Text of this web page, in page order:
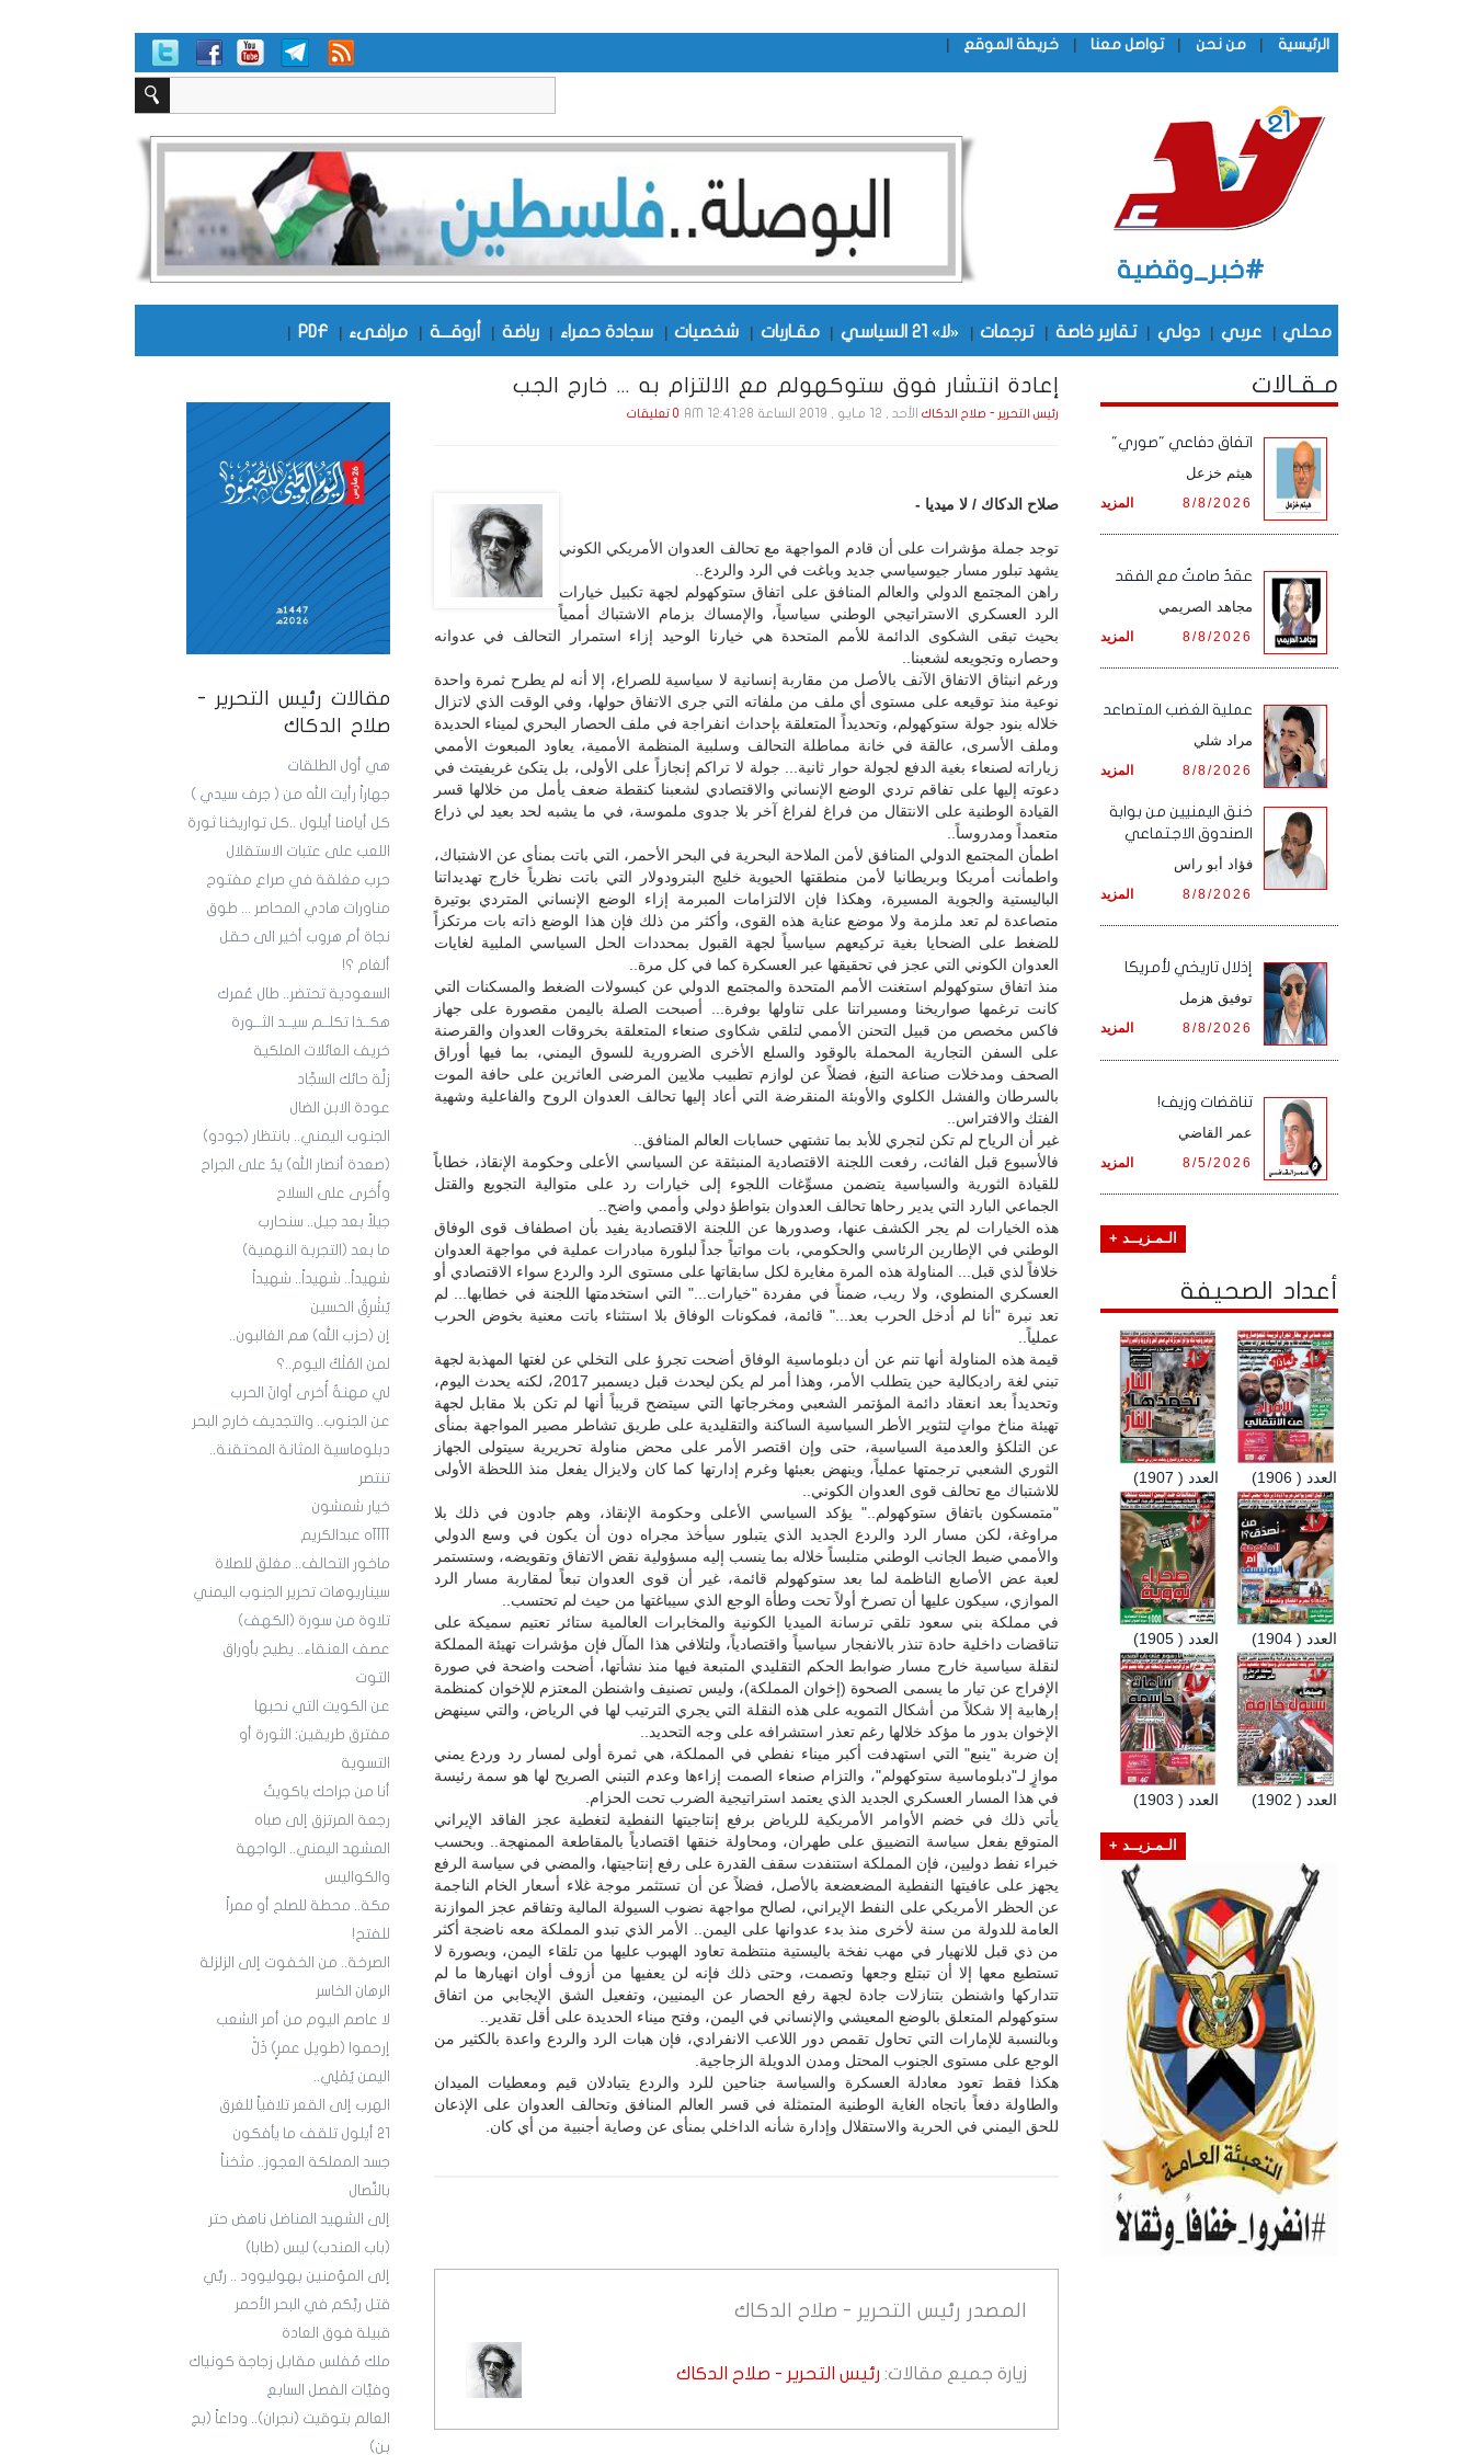
الرئيسية | من نحن | تواصل معنا | خريطة الموقع |
#خبر_وقضية
محلي | عربي | دولي | تقارير خاصة | ترجمات | «لا» 21 السياسي | مقـاربات | شخصيات | سجادة حمراء | رياضة | أروقـــة | مرافىء |
PDF
|
مقالات رئيس التحرير -
صلاح الدكاك
هي أول الطلقات
جهاراً رأيت الله من ( جرف سيدي )
كل أيامنا أيلول ..كل تواريخنا ثورة
اللعب على عتبات الاستقلال
حرب مغلقة في صراع مفتوح
مناورات هادي المحاصر ... طوق
نجاة أم هروب أخير الى حقل
ألغام ؟!
السعودية تحتضر.. طال عُمرك
هكــذا تكلــم سيــد الثــورة
خريف العائلات الملكية
زلَّة حائك السجَّاد
عودة الابن الضال
الجنوب اليمني.. بانتظار (جودو)
(صعدة أنصار الله) يدٌ على الجراح
وأُخرى على السلاح
جيلاً بعد جيل.. سنحارب
ما بعد (التجربة النهمية)
شهيداً.. شهيداً.. شهيداً
يُشْرِقُ الحسين
إن (حزب الله) هم الغالبون..
لمن المُلْكُ اليوم..؟
لي مهنةٌ أُخرى أوانَ الحرب
عن الجنوب.. والتجديف خارج البحر
دبلوماسية المثانة المحتقنة..
تنتصر
خيار شمشون
آآآآه عبدالكريم
ماخور التحالف.. مغلق للصلاة
سيناريوهات تحرير الجنوب اليمني
تلاوة من سورة (الكهف)
عصف العنقاء.. يطيح بأوراق
التوت
عن الكويت التي نحبها
مفترق طريقين: الثورة أو
التسوية
أنا من جراحك ياكويتُ
رجعة المرتزق إلى صباه
المشهد اليمني.. الواجهة
والكواليس
مكة.. محطة للصلح أو ممراً
للفتح!
الصرخة.. من الخفوت إلى الزلزلة
الرهان الخاسر
لا عاصم اليوم من أمر الشعب
إرحموا (طويل عمرٍ) ذَلّْ
اليمن يُمْلِي..
الهرب إلى القعر تلافياً للغرق
21 أيلول تلقف ما يأفكون
جسد المملكة العجوز.. مثخناً
بالنِّصال
إلى الشهيد المناضل ناهض حتر
(باب المندب) ليس (طابا)
إلى المؤمنين بهوليوود .. ربِّي
قتل ربَّكم في البحر الأحمر
قبيلة فوق العادة
ملك مُفلس مقابل زجاجة كونياك
وفيَّات الفصل السابع
العالم بتوقيت (نجران).. وداعاً (بج
بن)
إعادة انتشار فوق ستوكهولم مع الالتزام به ... خارج الجب
رئيس التحرير - صلاح الدكاكالأحد , 12 مـايـو , 2019 الساعة 12:41:28 AM 0 تعليقات
صلاح الدكاك / لا ميديا -
توجد جملة مؤشرات على أن قادم المواجهة مع تحالف العدوان الأمريكي الكوني
يشهد تبلور مسار جيوسياسي جديد وباغت في الرد والردع..
راهن المجتمع الدولي والعالم المنافق على اتفاق ستوكهولم لجهة تكبيل خيارات
الرد العسكري الاستراتيجي الوطني سياسياً، والإمساك بزمام الاشتباك أممياً
بحيث تبقى الشكوى الدائمة للأمم المتحدة هي خيارنا الوحيد إزاء استمرار التحالف في عدوانه
وحصاره وتجويعه لشعبنا..
ورغم انبثاق الاتفاق الآنف بالأصل من مقاربة إنسانية لا سياسية للصراع، إلا أنه لم يطرح ثمرة واحدة
نوعية منذ توقيعه على مستوى أي ملف من ملفاته التي جرى الاتفاق حولها، وفي الوقت الذي لاتزال
خلاله بنود جولة ستوكهولم، وتحديداً المتعلقة بإحداث انفراجة في ملف الحصار البحري لميناء الحديدة
وملف الأسرى، عالقة في خانة مماطلة التحالف وسلبية المنظمة الأممية، يعاود المبعوث الأممي
زياراته لصنعاء بغية الدفع لجولة حوار ثانية... جولة لا تراكم إنجازاً على الأولى، بل يتكئ غريفيتث في
دعوته إليها على تفاقم تردي الوضع الإنساني والاقتصادي لشعبنا كنقطة ضعف يأمل من خلالها قسر
القيادة الوطنية على الانتقال من فراغ لفراغ آخر بلا جدوى ملموسة، في ما يشبه لحد بعيد لي ذراع
متعمداً ومدروساً..
اطمأن المجتمع الدولي المنافق لأمن الملاحة البحرية في البحر الأحمر، التي باتت بمنأى عن الاشتباك،
واطمأنت أمريكا وبريطانيا لأمن منطقتها الحيوية خليج البترودولار التي باتت نظرياً خارج تهديداتنا
الباليستية والجوية المسيرة، وهكذا فإن الالتزامات المبرمة إزاء الوضع الإنساني المتردي بوتيرة
متصاعدة لم تعد ملزمة ولا موضع عناية هذه القوى، وأكثر من ذلك فإن هذا الوضع ذاته بات مرتكزاً
للضغط على الضحايا بغية تركيعهم سياسياً لجهة القبول بمحددات الحل السياسي الملبية لغايات
العدوان الكوني التي عجز في تحقيقها عبر العسكرة كما في كل مرة..
منذ اتفاق ستوكهولم استغنت الأمم المتحدة والمجتمع الدولي عن كبسولات الضغط والمسكنات التي
كانت ترغمها صواريخنا ومسيراتنا على تناولها بوفرة... أصبحت الصلة باليمن مقصورة على جهاز
فاكس مخصص من قبيل التحنن الأممي لتلقي شكاوى صنعاء المتعلقة بخروقات العدوان والقرصنة
على السفن التجارية المحملة بالوقود والسلع الأخرى الضرورية للسوق اليمني، بما فيها أوراق
الصحف ومدخلات صناعة التبغ، فضلاً عن لوازم تطبيب ملايين المرضى العاثرين على حافة الموت
بالسرطان والفشل الكلوي والأوبئة المنقرضة التي أعاد إليها تحالف العدوان الروح والفاعلية وشهية
الفتك والافتراس..
غير أن الرياح لم تكن لتجري للأبد بما تشتهي حسابات العالم المنافق..
فالأسبوع قبل الفائت، رفعت اللجنة الاقتصادية المنبثقة عن السياسي الأعلى وحكومة الإنقاذ، خطاباً
للقيادة الثورية والسياسية يتضمن مسوِّغات اللجوء إلى خيارات رد على متوالية التجويع والقتل
الجماعي البارد التي يدير رحاها تحالف العدوان بتواطؤ دولي وأممي واضح..
هذه الخيارات لم يجر الكشف عنها، وصدورها عن اللجنة الاقتصادية يفيد بأن اصطفاف قوى الوفاق
الوطني في الإطارين الرئاسي والحكومي، بات مواتياً جداً لبلورة مبادرات عملية في مواجهة العدوان
خلافاً لذي قبل... المناولة هذه المرة مغايرة لكل سابقاتها على مستوى الرد والردع سواء الاقتصادي أو
العسكري المنطوي، ولا ريب، ضمناً في مفردة "خيارات..." التي استخدمتها اللجنة في خطابها... لم
تعد نبرة "أنا لم أدخل الحرب بعد..." قائمة، فمكونات الوفاق بلا استثناء باتت معنية بخوض الحرب
عملياً..
قيمة هذه المناولة أنها تنم عن أن دبلوماسية الوفاق أضحت تجرؤ على التخلي عن لغتها المهذبة لجهة
تبني لغة راديكالية حين يتطلب الأمر، وهذا أمر لم يكن ليحدث قبل ديسمبر 2017، لكنه يحدث اليوم،
وتحديداً بعد انعقاد دائمة المؤتمر الشعبي ومخرجاتها التي سيتضح قريباً أنها لم تكن بلا مقابل لجهة
تهيئة مناخ مواتٍ لتثوير الأطر السياسية الساكنة والتقليدية على طريق تشاطر مصير المواجهة بمنأى
عن التلكؤ والعدمية السياسية، حتى وإن اقتصر الأمر على محض مناولة تحريرية سيتولى الجهاز
الثوري الشعبي ترجمتها عملياً، وينهض بعبئها وغرم إدارتها كما كان ولايزال يفعل منذ اللحظة الأولى
للاشتباك مع تحالف قوى العدوان الكوني..
"متمسكون باتفاق ستوكهولم.." يؤكد السياسي الأعلى وحكومة الإنقاذ، وهم جادون في ذلك بلا
مراوغة، لكن مسار الرد والردع الجديد الذي يتبلور سيأخذ مجراه دون أن يكون في وسع الدولي
والأممي ضبط الجانب الوطني متلبساً خلاله بما ينسب إليه مسؤولية نقض الاتفاق وتقويضه، وستستمر
لعبة عض الأصابع الناظمة لما بعد ستوكهولم قائمة، غير أن قوى العدوان تبعاً لمقاربة مسار الرد
الموازي، سيكون عليها أن تصرخ أولاً تحت وطأة الوجع الذي سيباغتها من حيث لم تحتسب..
في مملكة بني سعود تلقي ترسانة الميديا الكونية والمخابرات العالمية ستائر تعتيم سميكة على
تناقضات داخلية حادة تنذر بالانفجار سياسياً واقتصادياً، ولتلافي هذا المآل فإن مؤشرات تهيئة المملكة
لنقلة سياسية خارج مسار ضوابط الحكم التقليدي المتبعة فيها منذ نشأتها، أضحت واضحة في صورة
الإفراج عن تيار ما يسمى الصحوة (إخوان المملكة)، وليس تصنيف واشنطن المعتزم للإخوان كمنظمة
إرهابية إلا شكلاً من أشكال التمويه على هذه النقلة التي يجري الترتيب لها في الرياض، والتي سينهض
الإخوان بدور ما مؤكد خلالها رغم تعذر استشرافه على وجه التحديد..
إن ضربة "ينبع" التي استهدفت أكبر ميناء نفطي في المملكة، هي ثمرة أولى لمسار رد وردع يمني
موازٍ لـ"دبلوماسية ستوكهولم"، والتزام صنعاء الصمت إزاءها وعدم التبني الصريح لها هو سمة رئيسة
في هذا المسار العسكري الجديد الذي يعتمد استراتيجية الضرب تحت الحزام.
يأتي ذلك في خضم الأوامر الأمريكية للرياض برفع إنتاجيتها النفطية لتغطية عجز الفاقد الإيراني
المتوقع بفعل سياسة التضييق على طهران، ومحاولة خنقها اقتصادياً بالمقاطعة الممنهجة.. وبحسب
خبراء نفط دوليين، فإن المملكة استنفدت سقف القدرة على رفع إنتاجيتها، والمضي في سياسة الرفع
يجهز على عافيتها النفطية المضعضعة بالأصل، فضلاً عن أن تستثمر موجة غلاء أسعار الخام الناجمة
عن الحظر الأمريكي على النفط الإيراني، لصالح مواجهة نضوب السيولة المالية وتفاقم عجز الموازنة
العامة للدولة من سنة لأخرى منذ بدء عدوانها على اليمن.. الأمر الذي تبدو المملكة معه ناضجة أكثر
من ذي قبل للانهيار في مهب نفخة باليستية منتظمة تعاود الهبوب عليها من تلقاء اليمن، وبصورة لا
تستطيع معها إلا أن تبتلع وجعها وتصمت، وحتى ذلك فإنه لن يعفيها من أزوف أوان انهيارها ما لم
تتداركها واشنطن بتنازلات جادة لجهة رفع الحصار عن اليمنيين، وتفعيل الشق الإيجابي من اتفاق
ستوكهولم المتعلق بالوضع المعيشي والإنساني في اليمن، وفتح ميناء الحديدة على أقل تقدير..
وبالنسبة للإمارات التي تحاول تقمص دور اللاعب الانفرادي، فإن هبات الرد والردع واعدة بالكثير من
الوجع على مستوى الجنوب المحتل ومدن الدويلة الزجاجية.
هكذا فقط تعود معادلة العسكرة والسياسة جناحين للرد والردع يتبادلان قيم ومعطيات الميدان
والطاولة دفعاً باتجاه الغاية الوطنية المتمثلة في قسر العالم المنافق وتحالف العدوان على الإذعان
للحق اليمني في الحرية والاستقلال وإدارة شأنه الداخلي بمنأى عن وصاية أجنبية من أي كان.
المصدر رئيس التحرير - صلاح الدكاك
زيارة جميع مقالات: رئيس التحرير - صلاح الدكاك
مـقـالات
اتفاق دفاعي "صوري"
هيثم خزعل
المزيد 8/8/2026
عقدٌ صامتٌ مع الفقد
مجاهد الصريمي
المزيد 8/8/2026
‏عملية الغضب المتصاعد
مراد شلي
المزيد 8/8/2026
خنق اليمنيين من بوابة
الصندوق الاجتماعي
فؤاد أبو راس
المزيد 8/8/2026
إذلال تاريخي لأمريكا
توفيق هزمل
المزيد 8/8/2026
تناقضات وزيف!
عمر القاضي
المزيد 8/5/2026
الـمـزيــد +
أعداد الصحيفة
العدد ( 1907) العدد ( 1906)
العدد ( 1905) العدد ( 1904)
العدد ( 1903) العدد ( 1902)
الـمـزيــد +